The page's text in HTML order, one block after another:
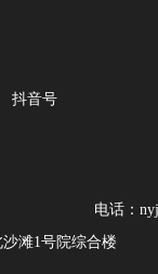
抖音号
电话：
滩1号院综合楼